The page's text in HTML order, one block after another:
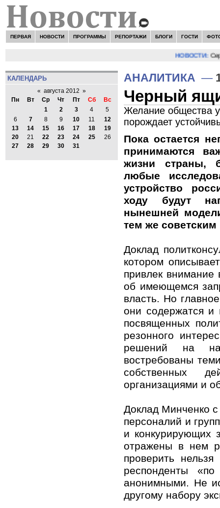
ПЕРВАЯ НОВОСТИ ПРОГРАММЫ РЕПОРТАЖИ БЛОГИ ГОСТИ
НОВОСТИ:
КАЛЕНДАРЬ
« августа 2012 »
Пн
Вт Ср Чт Пт Сб
Вс
1
2 3 4
5
6
7 8 9 10 11
12
13
14 15 16 17 18
19
20
21 22 23 24 25
26
27
28 29 30 31
АНАЛИТИКА —
Черный
Желание общества
порождает
Пока остается
принимаются
жизни страны,
любые
устройство
ходу будут
нынешней
тем же
Доклад
котором
привлек внимание
об имеющемся
власть. Но
они содержатся и
посвященных
резонного
решений на
востребованы
собственных
организациями и
Доклад Минченко
персоналий и
и конкурирующих
отражены в нем
проверить
респонденты
анонимными. Не
другому набору